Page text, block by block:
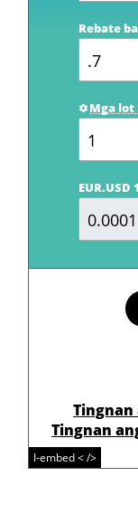
Rebate
Mga
Tingnan
Tingnan
I-embed < />